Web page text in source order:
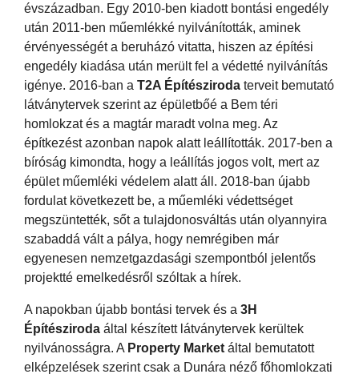
évszázadban. Egy 2010-ben kiadott bontási engedély
után 2011-ben műemlékké nyilvánították, aminek
érvényességét a beruházó vitatta, hiszen az építési
engedély kiadása után merült fel a védetté nyilvánítás
igénye. 2016-ban a T2A Építésziroda terveit bemutató
látványtervek szerint az épületbőé a Bem téri
homlokzat és a magtár maradt volna meg. Az
építkezést azonban napok alatt leállították. 2017-ben a
bíróság kimondta, hogy a leállítás jogos volt, mert az
épület műemléki védelem alatt áll. 2018-ban újabb
fordulat következett be, a műemléki védettséget
megszüntették, sőt a tulajdonosváltás után olyannyira
szabaddá vált a pálya, hogy nemrégiben már
egyenesen nemzetgazdasági szempontból jelentős
projektté emelkedésről szóltak a hírek.
A napokban újabb bontási tervek és a 3H
Építésziroda által készített látványtervek kerültek
nyilvánosságra. A Property Market által bemutatott
elképzelések szerint csak a Dunára néző főhomlokzati